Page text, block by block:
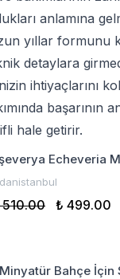
anlamına
yıllar
detaylara
ihtiyaçlarını
başarının
hale getirir.
Echeveria
510.00 ₺ 499.00
Minyatür Bahçe İçin